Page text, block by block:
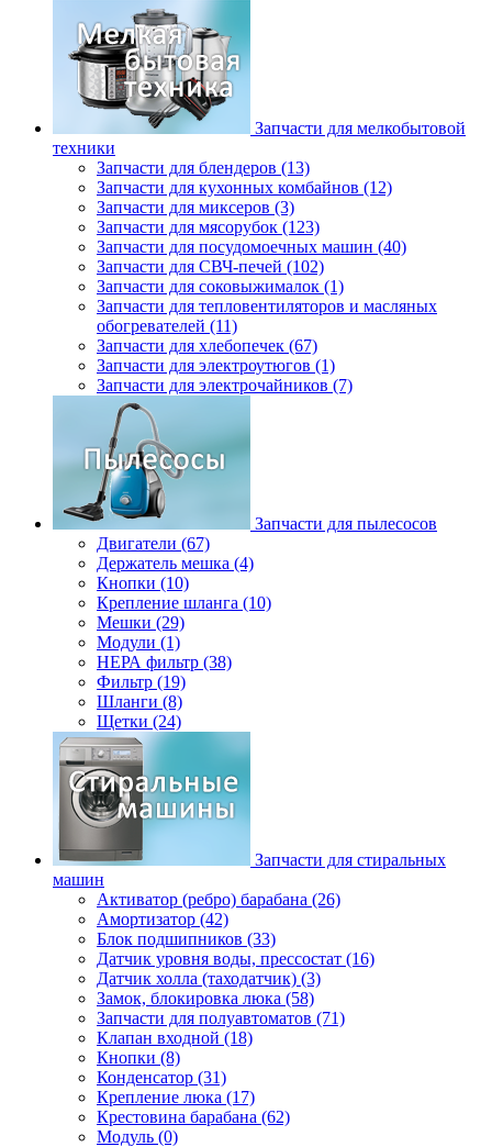
Запчасти для мелкобытовой
техники
Запчасти для блендеров (13)
Запчасти для кухонных комбайнов (12)
Запчасти для миксеров (3)
Запчасти для мясорубок (123)
Запчасти для посудомоечных машин (40)
Запчасти для СВЧ-печей (102)
Запчасти для соковыжималок (1)
Запчасти для тепловентиляторов и масляных
обогревателей (11)
Запчасти для хлебопечек (67)
Запчасти для электроутюгов (1)
Запчасти для электрочайников (7)
Запчасти для пылесосов
Двигатели (67)
Держатель мешка (4)
Кнопки (10)
Крепление шланга (10)
Мешки (29)
Модули (1)
НЕРА фильтр (38)
Фильтр (19)
Шланги (8)
Щетки (24)
Запчасти для стиральных
машин
Активатор (ребро) барабана (26)
Амортизатор (42)
Блок подшипников (33)
Датчик уровня воды, прессостат (16)
Датчик холла (таходатчик) (3)
Замок, блокировка люка (58)
Запчасти для полуавтоматов (71)
Клапан входной (18)
Кнопки (8)
Конденсатор (31)
Крепление люка (17)
Крестовина барабана (62)
Модуль (0)